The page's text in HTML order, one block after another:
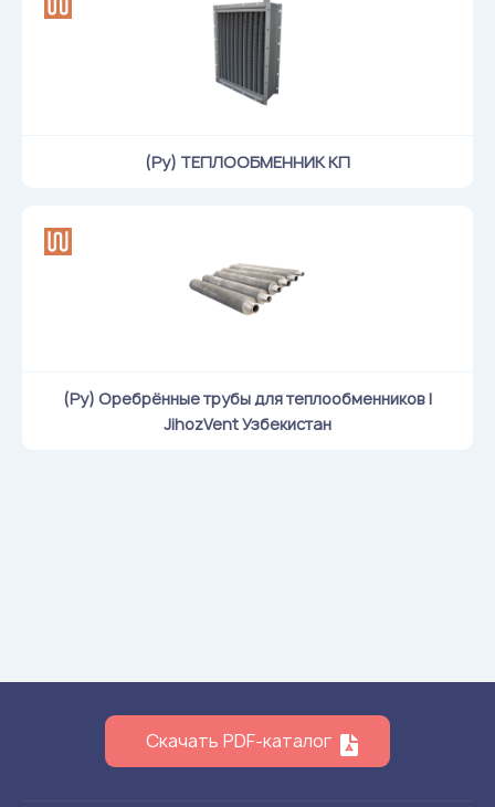
(Ру) ТЕПЛООБМЕННИК КП
(Ру) Оребрённые трубы для теплообменников |
JihozVent Узбекистан
Скачать PDF-каталог